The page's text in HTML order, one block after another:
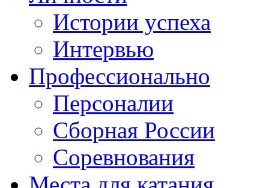
Истории успеха
Интервью
Профессионально
Персоналии
Сборная России
Соревнования